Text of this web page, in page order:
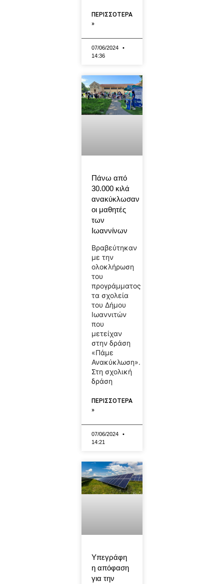
ΠΕΡΙΣΣΟΤΕΡΑ
»
07/06/2024
14:36
Πάνω από
30.000 κιλά
ανακύκλωσαν
οι μαθητές
των
Ιωαννίνων
Βραβεύτηκαν
με την
ολοκλήρωση
του
προγράμματος
τα σχολεία
του Δήμου
Ιωαννιτών
που
μετείχαν
στην δράση
«Πάμε
Ανακύκλωση».
Στη σχολική
δράση
ΠΕΡΙΣΣΟΤΕΡΑ
»
07/06/2024
14:21
Υπεγράφη
η απόφαση
για την